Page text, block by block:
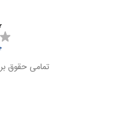
تمامی حقوق